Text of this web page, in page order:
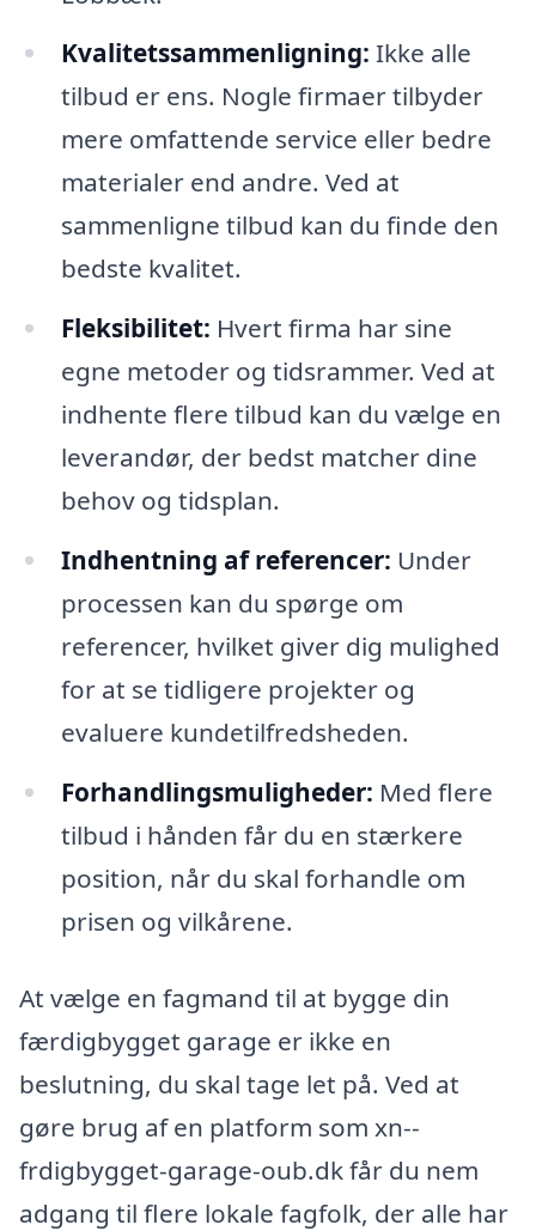
Kvalitetssammenligning: Ikke alle
tilbud er ens. Nogle firmaer tilbyder
mere omfattende service eller bedre
materialer end andre. Ved at
sammenligne tilbud kan du finde den
bedste kvalitet.
Fleksibilitet: Hvert firma har sine
egne metoder og tidsrammer. Ved at
indhente flere tilbud kan du vælge en
leverandør, der bedst matcher dine
behov og tidsplan.
Indhentning af referencer: Under
processen kan du spørge om
referencer, hvilket giver dig mulighed
for at se tidligere projekter og
evaluere kundetilfredsheden.
Forhandlingsmuligheder: Med flere
tilbud i hånden får du en stærkere
position, når du skal forhandle om
prisen og vilkårene.
At vælge en fagmand til at bygge din
færdigbygget garage er ikke en
beslutning, du skal tage let på. Ved at
gøre brug af en platform som xn--
frdigbygget-garage-oub.dk får du nem
adgang til flere lokale fagfolk, der alle har